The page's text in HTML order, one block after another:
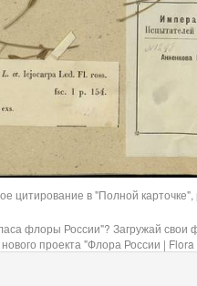
цитирование в "Полной
флоры России"? Загружай свои
проекта "Флора России |